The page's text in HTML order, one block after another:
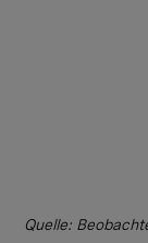
Quelle: